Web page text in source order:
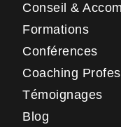
Conseil &
Formations
Conférences
Coaching
Témoignages
Blog